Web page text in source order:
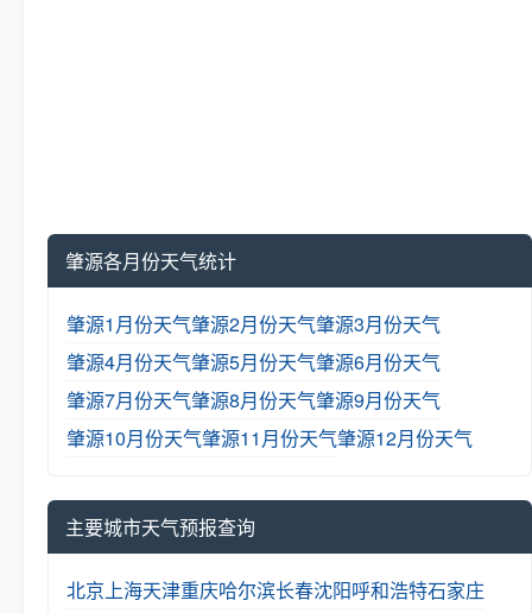
肇源各月份天气统计
肇源1月份天气肇源2月份天气肇源3月份天气
肇源4月份天气肇源5月份天气肇源6月份天气
肇源7月份天气肇源8月份天气肇源9月份天气
肇源10月份天气肇源11月份天气肇源12月份天气
主要城市天气预报查询
北京上海天津重庆哈尔滨长春沈阳呼和浩特石家庄